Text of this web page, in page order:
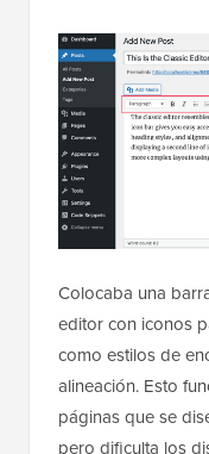
Colocaba una
editor con iconos
como estilos de
alineación. Esto
páginas que se
pero dificulta los